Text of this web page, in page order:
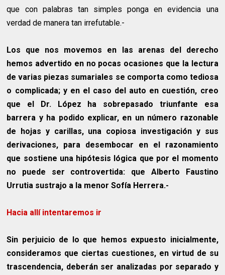
que con palabras tan simples ponga en evidencia una
verdad de manera tan irrefutable.-
Los que nos movemos en las arenas del derecho
hemos advertido en no pocas ocasiones que la lectura
de varias piezas sumariales se comporta como tediosa
o complicada; y en el caso del auto en cuestión, creo
que el Dr. López ha sobrepasado triunfante esa
barrera y ha podido explicar, en un número razonable
de hojas y carillas, una copiosa investigación y sus
derivaciones, para desembocar en el razonamiento
que sostiene una hipótesis lógica que por el momento
no puede ser controvertida: que Alberto Faustino
Urrutia sustrajo a la menor Sofía Herrera.-
Hacia allí intentaremos ir
Sin perjuicio de lo que hemos expuesto inicialmente,
consideramos que ciertas cuestiones, en virtud de su
trascendencia, deberán ser analizadas por separado y